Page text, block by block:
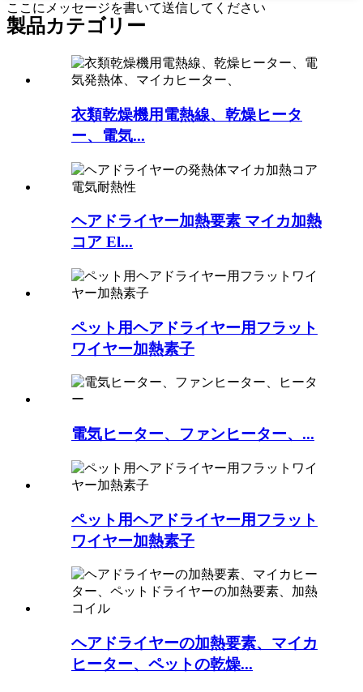
ここにメッセージを書いて送信してください
製品カテゴリー
衣類乾燥機用電熱線、乾燥ヒータ
ー、電気...
ヘアドライヤー加熱要素 マイカ加熱
コア El...
ペット用ヘアドライヤー用フラット
ワイヤー加熱素子
電気ヒーター、ファンヒーター、...
ペット用ヘアドライヤー用フラット
ワイヤー加熱素子
ヘアドライヤーの加熱要素、マイカ
ヒーター、ペットの乾燥...